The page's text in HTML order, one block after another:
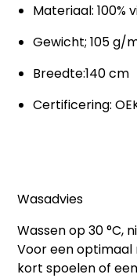
Materiaal: 100%
Gewicht; 105 g/
Breedte:140 cm
Certificering:
Wasadvies
Wassen op 30 °C,
Voor een
kort spoelen of